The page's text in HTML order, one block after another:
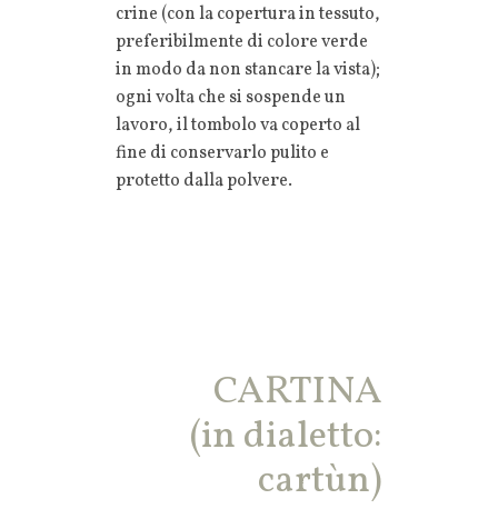
crine (con la copertura in tessuto,
preferibilmente di colore verde
in modo da non stancare la vista);
ogni volta che si sospende un
lavoro, il tombolo va coperto al
fine di conservarlo pulito e
protetto dalla polvere.
CARTINA
(in dialetto:
cartùn)